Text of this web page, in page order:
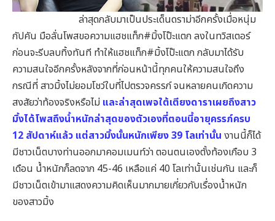
ล่าสุดกลับมาเป็นประเด็นดราม่าอีกครั้งเมื่อหนุ่ม
กัปคัน มือลั่นโพสขอความแฮชแท็ก#มิ้งโป๊ะแตก ลงในทวิสเตอร์
ก่อนจะรีบลบทิ้งทันที ทำให้แฮชแท็ก#มิ้งโป๊ะแตก กลับมาได้รับ
ความสนใจอีกครั้งหลังจากที่ก่อนหน้านี้ทุกคนให้ความสนใจถึง
กรณีที่ สาวมิ้งไม่ยอมโชว์ใบที่ไปตรวจครรภ์ จนหลายคนเกิดความ
สงสัยว่าท้องจริงหรือไม่ และล่าสุดเพจใต้เตียงดาราเผยถึงสาว
มิ้งได้โพสถึงน้ำหนักล่าสุดของตัวเองที่ตอนนี้อายุครรภ์ครบ
12 สัปดาห์แล้ว แต่สาวมิ้งนั้นหนักเพียง 39 โลเท่านั้น งานนี้ก็ได้
มีชาวเน็ตบางท่านออกมาคอมเมนท์ว่า ตอนตนเองตั้งท้องเกือบ 3
เดือน น้ำหนักก็ลดจาก 45-46 เหลือแค่ 40 โลเท่านั้นเช่นกัน และก็
มีชาวเน็ตเข้ามาแสดงความคิดเห็นมากมายเกี่ยวกับเรื่องน้ำหนัก
ของสาวมิ้ง